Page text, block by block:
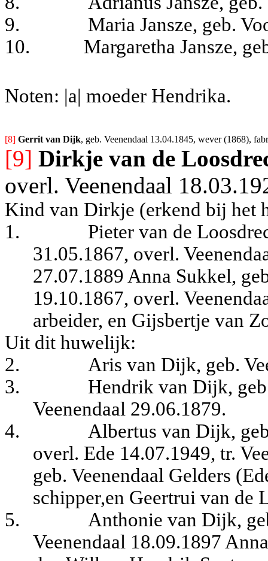
9.
Maria Jansze, geb.
10.
Margaretha Jansze,
Noten: |a| moeder Hendrika.
[8] Gerrit van Dijk, geb. Veenendaal 13.04.1845, wever (1868),
[9] Dirkje van de
overl. Veenendaal
Kind van Dirkje (erkend bij het
1.
Pieter van de
31.05.1867, overl.
27.07.1889 Anna Sukkel,
19.10.1867, overl.
arbeider, en Gijsbertje van
Uit dit huwelijk:
2.
Aris van Dijk, geb.
3.
Hendrik van Dijk,
Veenendaal 29.06.1879.
4.
Albertus van Dijk,
overl. Ede 14.07.1949, tr.
geb. Veenendaal Gelders
schipper,en Geertrui van de
5.
Anthonie van Dijk,
Veenendaal 18.09.1897